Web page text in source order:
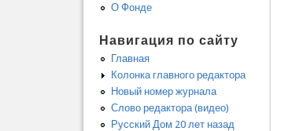
О Фонде
Навигация по сайту
Главная
Колонка главного редактора
Новый номер журнала
Слово редактора (видео)
Русский Дом 20 лет назад